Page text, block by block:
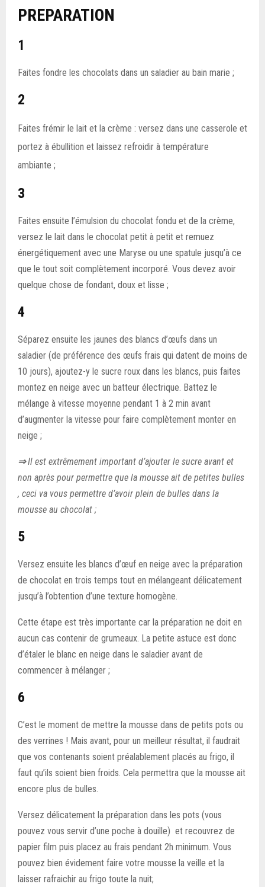
PREPARATION
1
Faites fondre les chocolats dans un saladier au bain marie ;
2
Faites frémir le lait et la crème : versez dans une casserole et
portez à ébullition et laissez refroidir à température
ambiante ;
3
Faites ensuite l’émulsion du chocolat fondu et de la crème,
versez le lait dans le chocolat petit à petit et remuez
énergétiquement avec une Maryse ou une spatule jusqu’à ce
que le tout soit complètement incorporé. Vous devez avoir
quelque chose de fondant, doux et lisse ;
4
Séparez ensuite les jaunes des blancs d’œufs dans un
saladier (de préférence des œufs frais qui datent de moins de
10 jours), ajoutez-y le sucre roux dans les blancs, puis faites
montez en neige avec un batteur électrique. Battez le
mélange à vitesse moyenne pendant 1 à 2 min avant
d’augmenter la vitesse pour faire complètement monter en
neige ;
⇒Il est extrêmement important d’ajouter le sucre avant et
non après pour permettre que la mousse ait de petites bulles
, ceci va vous permettre d’avoir plein de bulles dans la
mousse au chocolat ;
5
Versez ensuite les blancs d’œuf en neige avec la préparation
de chocolat en trois temps tout en mélangeant délicatement
jusqu’à l’obtention d’une texture homogène.
Cette étape est très importante car la préparation ne doit en
aucun cas contenir de grumeaux. La petite astuce est donc
d’étaler le blanc en neige dans le saladier avant de
commencer à mélanger ;
6
C’est le moment de mettre la mousse dans de petits pots ou
des verrines ! Mais avant, pour un meilleur résultat, il faudrait
que vos contenants soient préalablement placés au frigo, il
faut qu’ils soient bien froids. Cela permettra que la mousse ait
encore plus de bulles.
Versez délicatement la préparation dans les pots (vous
pouvez vous servir d’une poche à douille) et recouvrez de
papier film puis placez au frais pendant 2h minimum. Vous
pouvez bien évidement faire votre mousse la veille et la
laisser rafraichir au frigo toute la nuit;